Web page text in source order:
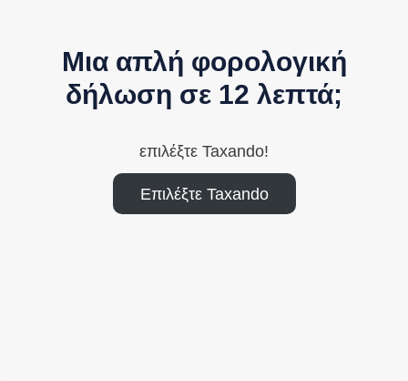
Μια απλή φορολογική
δήλωση σε 12 λεπτά;
επιλέξτε Taxando!
Επιλέξτε Taxando